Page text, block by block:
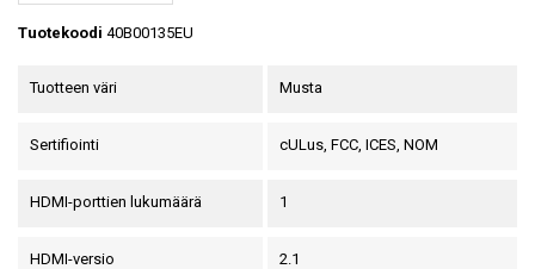
Tuotekoodi 40B00135EU
Tuotteen väri Musta
Sertifiointi cULus, FCC, ICES, NOM
HDMI-porttien lukumäärä 1
HDMI-versio 2.1